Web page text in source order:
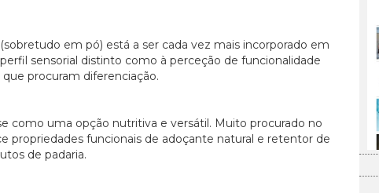
em pó) está a ser cada vez mais incorporado em
sensorial distinto como à perceção de funcionalidade
procuram diferenciação.
como uma opção nutritiva e versátil. Muito procurado no
propriedades funcionais de adoçante natural e retentor de
de padaria.